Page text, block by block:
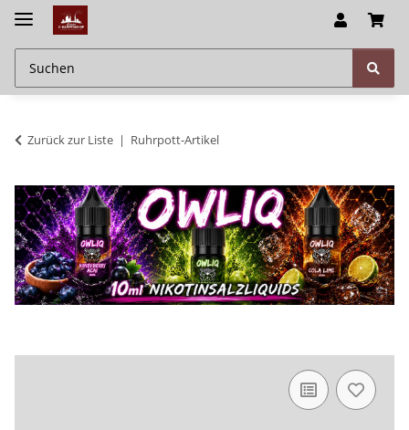
Zurück zur Liste Ruhrpott-Artikel